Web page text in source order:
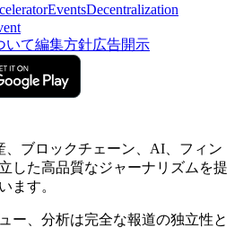
EventsDecentralization
いて編集方針広告開示
、ブロックチェーン、AI、フィン
した高品質なジャーナリズムを提
ます。
ー、分析は完全な報道の独立性と